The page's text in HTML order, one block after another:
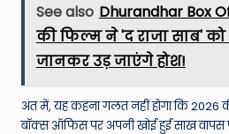
See also Dhurandhar Box
की फिल्म ने 'द राजा साब'
जानकर उड़ जाएंगे होश!
अंत में, यह कहना गलत नहीं होगा कि
बॉक्स ऑफिस पर अपनी खोई हुई साख वापस